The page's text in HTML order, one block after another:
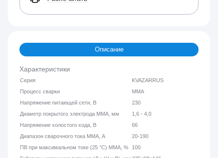
Описание
Характеристики
Серия
KVAZARRUS
Процесс сварки
ММА
Напряжение питающей сети, В
230
Диаметр покрытого электрода MMA, мм
1,6 - 4,0
Напряжение холостого хода, В
66
Диапазон сварочного тока MMA, А
20-190
ПВ при максимальном токе (25 °C) ММА, %
100